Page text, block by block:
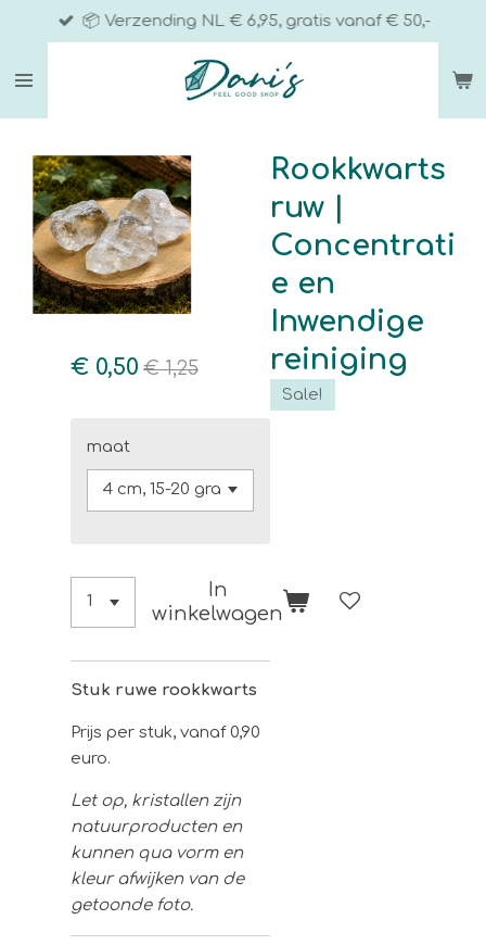
direct
naar
📦 Verzending NL € 6,95, gratis vanaf € 50,-
Rookkwarts
ruw |
Concentrati
e en
Inwendige
reiniging
Sale!
€ 0,50 € 1,25
maat
In
winkelwagen
Stuk ruwe rookkwarts
Prijs per stuk, vanaf 0,90
euro.
Let op, kristallen zijn
natuurproducten en
kunnen qua vorm en
kleur afwijken van de
getoonde foto.